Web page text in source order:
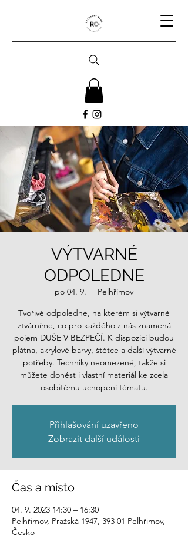
VÝTVARNÉ
ODPOLEDNE
po 04. 9.
  |
Pelhřimov
Tvořivé odpoledne, na kterém si výtvarně
ztvárníme, co pro každého z nás znamená
pojem DUŠE V BEZPEČÍ. K dispozici budou
plátna, akrylové barvy, štětce a další výtvarné
potřeby. Techniky neomezené, takže si
můžete donést i vlastní materiál ke zcela
osobitému uchopení tématu.
Přihlašování uzavřeno
Zobrazit další události
Čas a místo
04. 9. 2023 14:30 – 16:30
Pelhřimov, Pražská 1947, 393 01 Pelhřimov,
Česko